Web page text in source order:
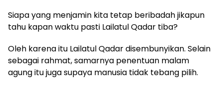
Siapa yang menjamin kita tetap beribadah jikapun
tahu kapan waktu pasti Lailatul Qadar tiba?
Oleh karena itu Lailatul Qadar disembunyikan. Selain
sebagai rahmat, samarnya penentuan malam
agung itu juga supaya manusia tidak tebang pilih.